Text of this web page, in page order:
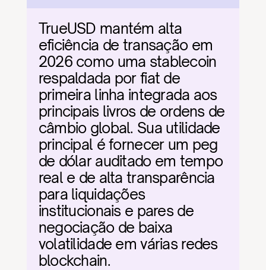
TrueUSD mantém alta
eficiência de transação em
2026 como uma stablecoin
respaldada por fiat de
primeira linha integrada aos
principais livros de ordens de
câmbio global. Sua utilidade
principal é fornecer um peg
de dólar auditado em tempo
real e de alta transparência
para liquidações
institucionais e pares de
negociação de baixa
volatilidade em várias redes
blockchain.